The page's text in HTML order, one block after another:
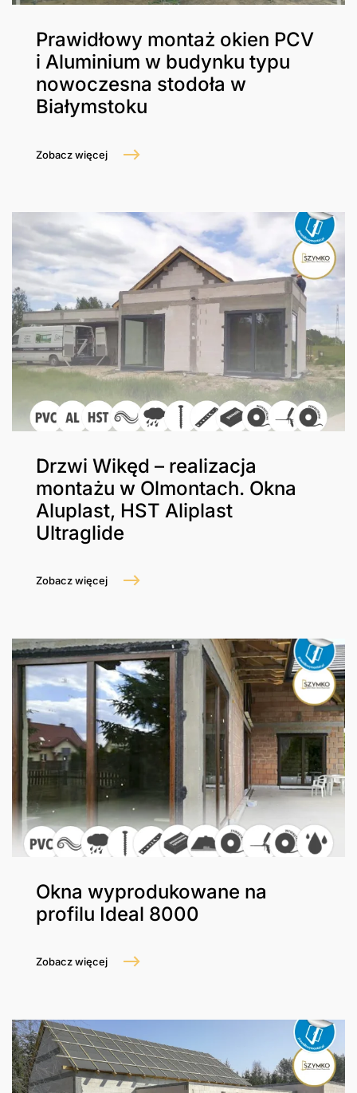
Prawidłowy montaż okien PCV
i Aluminium w budynku typu
nowoczesna stodoła w
Białymstoku
Zobacz więcej
Drzwi Wikęd – realizacja
montażu w Olmontach. Okna
Aluplast, HST Aliplast
Ultraglide
Zobacz więcej
Okna wyprodukowane na
profilu Ideal 8000
Zobacz więcej